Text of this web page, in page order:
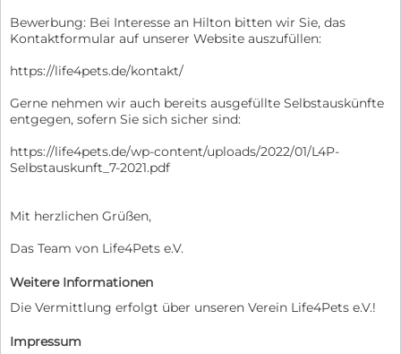
Bewerbung: Bei Interesse an Hilton bitten wir Sie, das
Kontaktformular auf unserer Website auszufüllen:
https://life4pets.de/kontakt/
Gerne nehmen wir auch bereits ausgefüllte Selbstauskünfte
entgegen, sofern Sie sich sicher sind:
https://life4pets.de/wp-content/uploads/2022/01/L4P-
Selbstauskunft_7-2021.pdf
Mit herzlichen Grüßen,
Das Team von Life4Pets e.V.
Weitere Informationen
Die Vermittlung erfolgt über unseren Verein Life4Pets e.V.!
Impressum